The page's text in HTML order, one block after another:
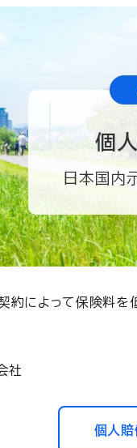
約によって保険料を
社
個人賠